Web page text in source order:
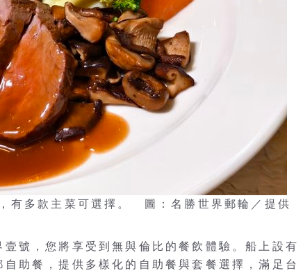
有多款主菜可選擇。 圖：名勝世界郵輪／提供
號，您將享受到無與倫比的餐飲體驗。船上設有
助餐，提供多樣化的自助餐與套餐選擇，滿足台